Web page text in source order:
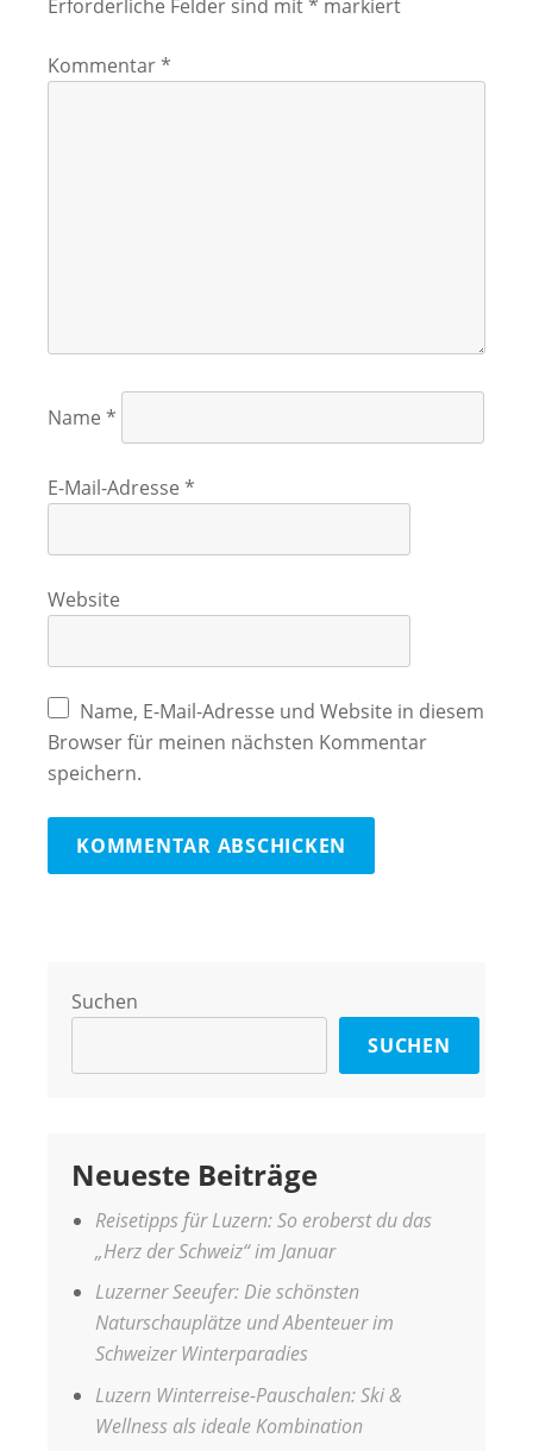
Erforderliche Felder sind mit* markiert
Kommentar*
Name *
E-Mail-Adresse *
Website
Name, E-Mail-Adresse und Website in diesem
Browser für meinen nächsten Kommentar
speichern.
Suchen
SUCHEN
Neueste Beiträge
Reisetipps für Luzern: So eroberst du das
„Herz der Schweiz“ im Januar
Luzerner Seeufer: Die schönsten
Naturschauplätze und Abenteuer im
Schweizer Winterparadies
Luzern Winterreise-Pauschalen: Ski &
Wellness als ideale Kombination